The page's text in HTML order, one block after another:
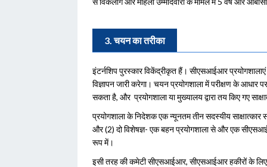
3. चयन का तरीका
इंटर्नशिप पुरस्कार विकेंद्रीकृत हैं। सीएसआईआर
विज्ञापन जारी करेगा। चयन प्रयोगशाला में परीक्षण के आधार
सकता है, और प्रयोगशाला या मुख्यालय द्वारा तय किए गए
प्रयोगशाला के निदेशक एक न्यूनतम तीन सदस्यीय
और (2) दो विशेषज्ञ- एक बहन प्रयोगशाला से और एक
रूप में।
इसी तरह की कमेटी सीएसआईआर, सीएसआईआर हकीरों के लिए